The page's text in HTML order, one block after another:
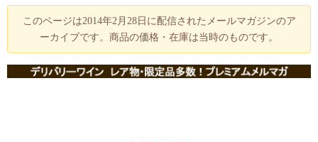
このページは2014年2月28日に配信されたメールマガジンのア
ーカイブです。商品の価格・在庫は当時のものです。